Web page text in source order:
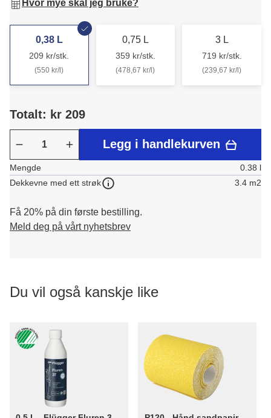
Hvor mye skal jeg bruke?
0,38 L
209 kr/stk.
(550 kr/l)
0,75 L
359 kr/stk.
(478,67 kr/l)
3 L
719 kr/stk.
(239,67 kr/l)
Totalt: kr 209
Legg i handlekurven
Mengde
0.38 l
Dekkevne med ett strøk
3.4 m2
Få 20% på din første bestilling.
Meld deg på vårt nyhetsbrev
Du vil også kanskje like